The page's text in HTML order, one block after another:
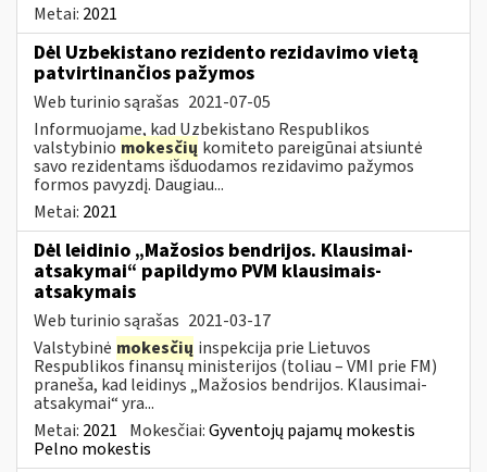
Metai: 2021
Dėl Uzbekistano rezidento rezidavimo vietą
patvirtinančios pažymos
Web turinio sąrašas 2021-07-05
Informuojame, kad Uzbekistano Respublikos
valstybinio mokesčių komiteto pareigūnai atsiuntė
savo rezidentams išduodamos rezidavimo pažymos
formos pavyzdį. Daugiau...
Metai: 2021
Dėl leidinio „Mažosios bendrijos. Klausimai-
atsakymai“ papildymo PVM klausimais-
atsakymais
Web turinio sąrašas 2021-03-17
Valstybinė mokesčių inspekcija prie Lietuvos
Respublikos finansų ministerijos (toliau – VMI prie FM)
praneša, kad leidinys „Mažosios bendrijos. Klausimai-
atsakymai“ yra...
Metai: 2021 Mokesčiai:Gyventojų pajamų mokestis
Pelno mokestis